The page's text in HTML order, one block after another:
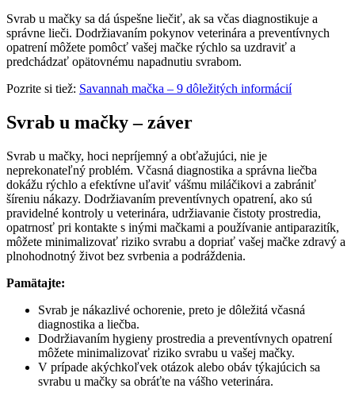
Svrab u mačky sa dá úspešne liečiť, ak sa včas diagnostikuje a
správne lieči. Dodržiavaním pokynov veterinára a preventívnych
opatrení môžete pomôcť vašej mačke rýchlo sa uzdraviť a
predchádzať opätovnému napadnutiu svrabom.
Pozrite si tiež: Savannah mačka – 9 dôležitých informácií
Svrab u mačky – záver
Svrab u mačky, hoci nepríjemný a obťažujúci, nie je
neprekonateľný problém. Včasná diagnostika a správna liečba
dokážu rýchlo a efektívne uľaviť vášmu miláčikovi a zabrániť
šíreniu nákazy. Dodržiavaním preventívnych opatrení, ako sú
pravidelné kontroly u veterinára, udržiavanie čistoty prostredia,
opatrnosť pri kontakte s inými mačkami a používanie antiparazitík,
môžete minimalizovať riziko svrabu a dopriať vašej mačke zdravý a
plnohodnotný život bez svrbenia a podráždenia.
Pamätajte:
Svrab je nákazlivé ochorenie, preto je dôležitá včasná
diagnostika a liečba.
Dodržiavaním hygieny prostredia a preventívnych opatrení
môžete minimalizovať riziko svrabu u vašej mačky.
V prípade akýchkoľvek otázok alebo obáv týkajúcich sa
svrabu u mačky sa obráťte na vášho veterinára.